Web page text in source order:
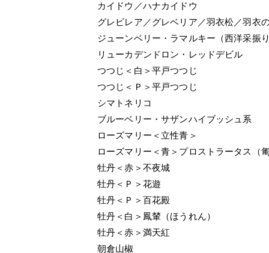
カイドウ／ハナカイドウ
グレビレア／グレベリア／羽衣松／羽衣
ジューンベリー・ラマルキー（西洋采振り
リューカデンドロン・レッドデビル
つつじ＜白＞平戸つつじ
つつじ＜Ｐ＞平戸つつじ
シマトネリコ
ブルーベリー・サザンハイブッシュ系
ローズマリー＜立性青＞
ローズマリー＜青＞プロストラータス（匍
牡丹＜赤＞不夜城
牡丹＜Ｐ＞花遊
牡丹＜Ｐ＞百花殿
牡丹＜白＞鳳輦（ほうれん）
牡丹＜赤＞満天紅
朝倉山椒